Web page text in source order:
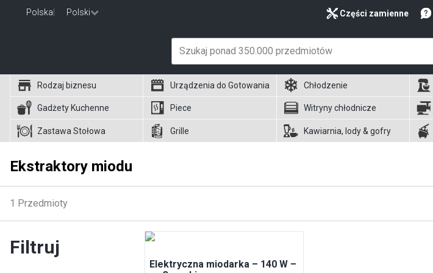
Polska Polski Części zamienne
Rodzaj biznesu Urządzenia do Gotowania Chłodzenie
Gadżety Kuchenne Piece Witryny chłodnicze
Zastawa Stołowa Grille Kawiarnia, lody & gofry
Ekstraktory miodu
1 Przedmioty
Filtruj
Elektryczna miodarka – 140 W –